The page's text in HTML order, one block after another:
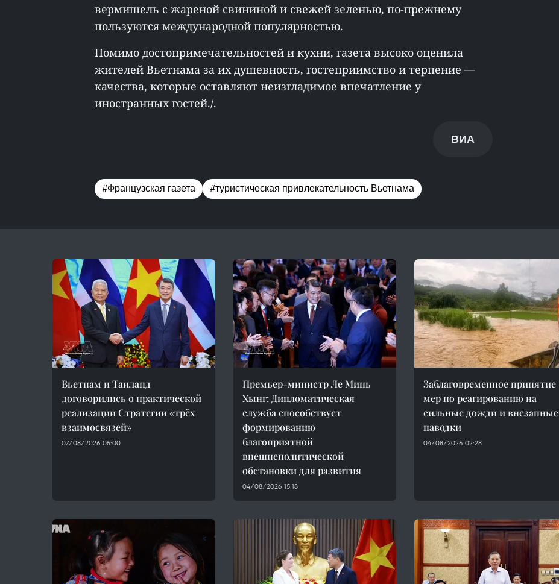
вермишель с жареной свининой и свежей зеленью, по-прежнему
пользуются международной популярностью.
Помимо достопримечательностей и кухни, газета высоко оценила
жителей Вьетнама за их душевность, гостеприимство и терпение —
качества, которые оставляют неизгладимое впечатление у
иностранных гостей./.
ВИА
#Французская газета #туристическая привлекательность Вьетнама
Вьетнам и Таиланд
договорились о практической
реализации Стратегии «трёх
взаимосвязей»
07/08/2026 05:00
Премьер-министр Ле Минь
Хынг: Дипломатическая
служба способствует
формированию
благоприятной
внешнеполитической
обстановки для развития
04/08/2026 15:18
Заблаговременное принятие
мер по реагированию на
сильные дожди и внезапные
паводки
04/08/2026 02:28